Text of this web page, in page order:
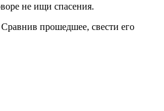
не ищи спасения.
прошедшее, свести его